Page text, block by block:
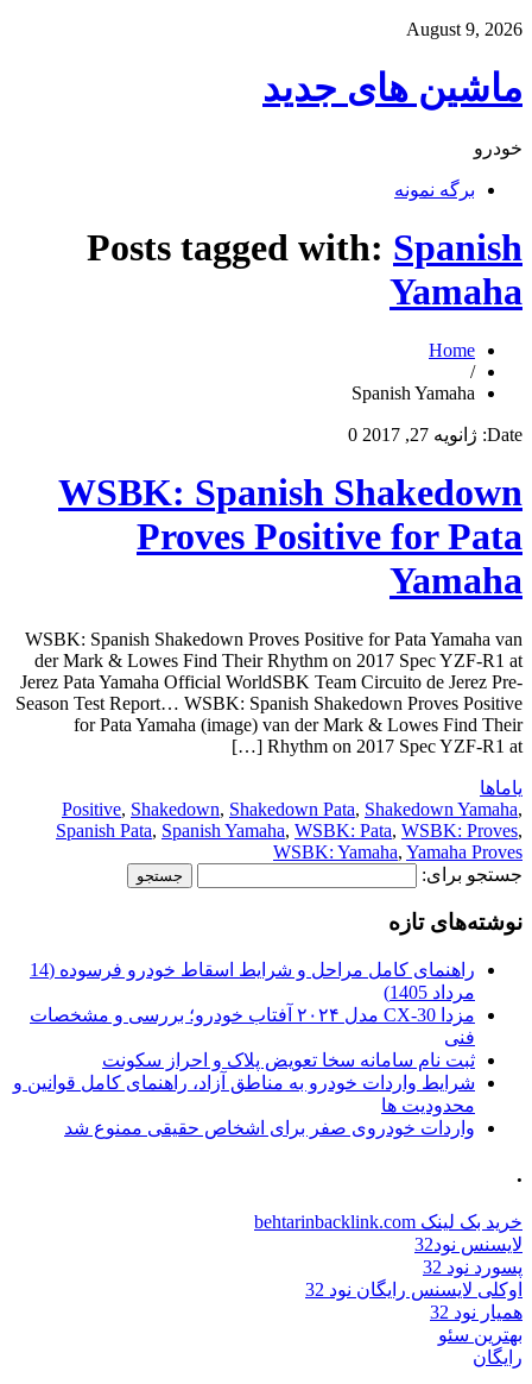
August 9, 2026
ماشین های جدید
خودرو
برگه نمونه
Posts tagged with: Spanish
Yamaha
Home
/
Spanish Yamaha
Date: ژانویه 27, 2017 0
WSBK: Spanish Shakedown
Proves Positive for Pata
Yamaha
WSBK: Spanish Shakedown Proves Positive for Pata Yamaha van
der Mark & Lowes Find Their Rhythm on 2017 Spec YZF-R1 at
Jerez Pata Yamaha Official WorldSBK Team Circuito de Jerez Pre-
Season Test Report… WSBK: Spanish Shakedown Proves Positive
for Pata Yamaha (image) van der Mark & Lowes Find Their
Rhythm on 2017 Spec YZF-R1 at […]
یاماها
Positive, Shakedown, Shakedown Pata, Shakedown Yamaha,
Spanish Pata, Spanish Yamaha, WSBK: Pata, WSBK: Proves,
WSBK: Yamaha, Yamaha Proves
جستجو برای:
نوشته‌های تازه
راهنمای کامل مراحل و شرایط اسقاط خودرو فرسوده (14
مرداد 1405)
مزدا CX-30 مدل ۲۰۲۴ آفتاب خودرو؛ بررسی و مشخصات
فنی
ثبت نام سامانه سخا تعویض پلاک و احراز سکونت
شرایط واردات خودرو به مناطق آزاد، راهنمای کامل قوانین و
محدودیت ها
واردات خودروی صفر برای اشخاص حقیقی ممنوع شد
.
خرید بک لینک behtarinbacklink.com
لایسنس نود32
پسورد نود 32
اوکلی لایسنس رایگان نود 32
همیار نود 32
بهترین سئو
رایگان